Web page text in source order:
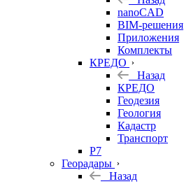
nanoCAD
BIM-решения
Приложения
Комплекты
КРЕДО
Назад
КРЕДО
Геодезия
Геология
Кадастр
Транспорт
Р7
Георадары
Назад